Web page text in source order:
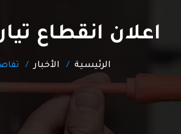
اعلان انقطاع
الرئيسية الأخبار